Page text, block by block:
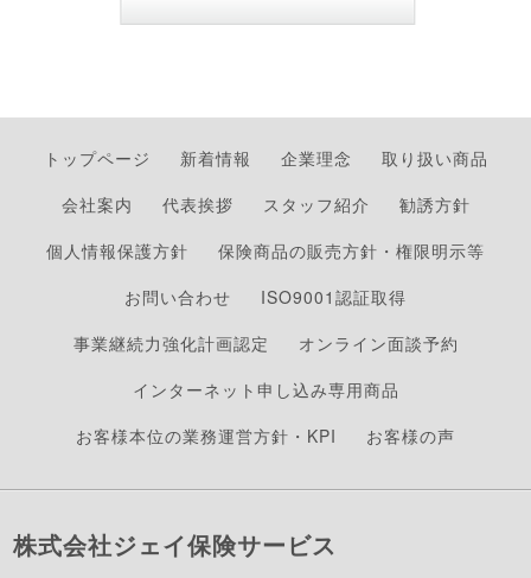
トップページ 新着情報 企業理念
取り扱い商品
会社案内
代表挨拶 スタッフ紹介
勧誘方針
個人情報保護方針
保険商品の販売方針・権限明示等
お問い合わせ
ISO9001認証取得
事業継続力強化計画認定
オンライン面談予約
インターネット申し込み専用商品
お客様本位の業務運営方針・KPI
お客様の声
株式会社ジェイ保険サービス